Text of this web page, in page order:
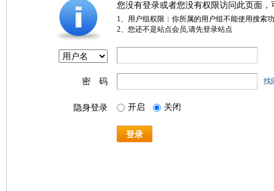
您没有登录或者您没有权限访问此页面
1、用户组权限：你所属的用户组不能使用搜索
2、您还不是站点会员,请先登录站点
密 码 找
隐身登录 开启 关闭
登录